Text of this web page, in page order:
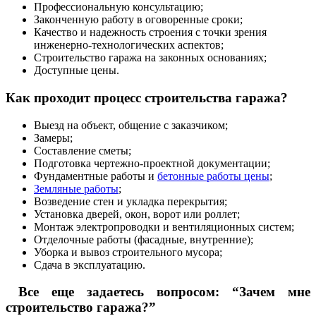
Профессиональную консультацию;
Законченную работу в оговоренные сроки;
Качество и надежность строения с точки зрения
инженерно-технологических аспектов;
Строительство гаража на законных основаниях;
Доступные цены.
Как проходит процесс строительства гаража?
Выезд на объект, общение с заказчиком;
Замеры;
Составление сметы;
Подготовка чертежно-проектной документации;
Фундаментные работы и бетонные работы цены;
Земляные работы;
Возведение стен и укладка перекрытия;
Установка дверей, окон, ворот или роллет;
Монтаж электропроводки и вентиляционных систем;
Отделочные работы (фасадные, внутренние);
Уборка и вывоз строительного мусора;
Сдача в эксплуатацию.
Все еще задаетесь вопросом: “Зачем мне
строительство гаража?”